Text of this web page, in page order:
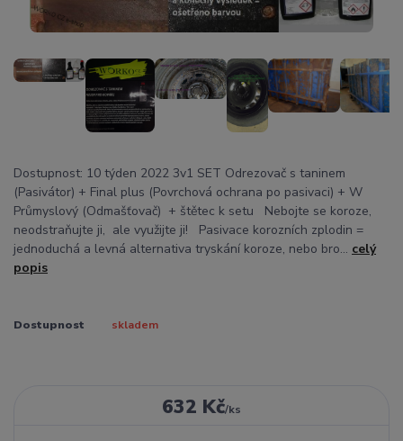
Dostupnost: 10 týden 2022 3v1 SET Odrezovač s taninem
(Pasivátor) + Final plus (Povrchová ochrana po pasivaci) + W
Průmyslový (Odmašťovač) + štětec k setu Nebojte se koroze,
neodstraňujte ji, ale využijte ji! Pasivace korozních zplodin =
jednoduchá a levná alternativa tryskání koroze, nebo bro... celý
popis
Dostupnost skladem
632 Kč/ks